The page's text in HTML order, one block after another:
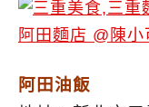
阿田油飯